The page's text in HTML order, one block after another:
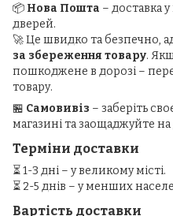
📦 Нова Пошта – доставка
дверей.
🚀 Це швидко та безпечно,
за збереження товару.
пошкоджене в дорозі –
товару.
🏪 Самовивіз – заберіть
магазині та заощаджуйте на
Терміни доставки
⏳ 1-3 дні – у великому місті.
⏳ 2-5 днів – у менших
Вартість доставки